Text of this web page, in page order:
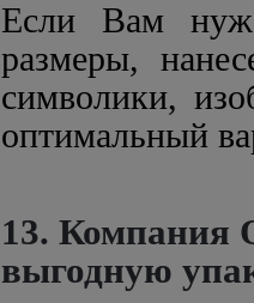
Если Вам
размеры,
символики,
оптимальный
13. Компания
выгодную